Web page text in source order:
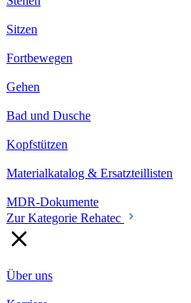
Sitzen
Fortbewegen
Gehen
Bad und Dusche
Kopfstützen
Materialkatalog & Ersatzteillisten
MDR-Dokumente
Zur Kategorie Rehatec
Über uns